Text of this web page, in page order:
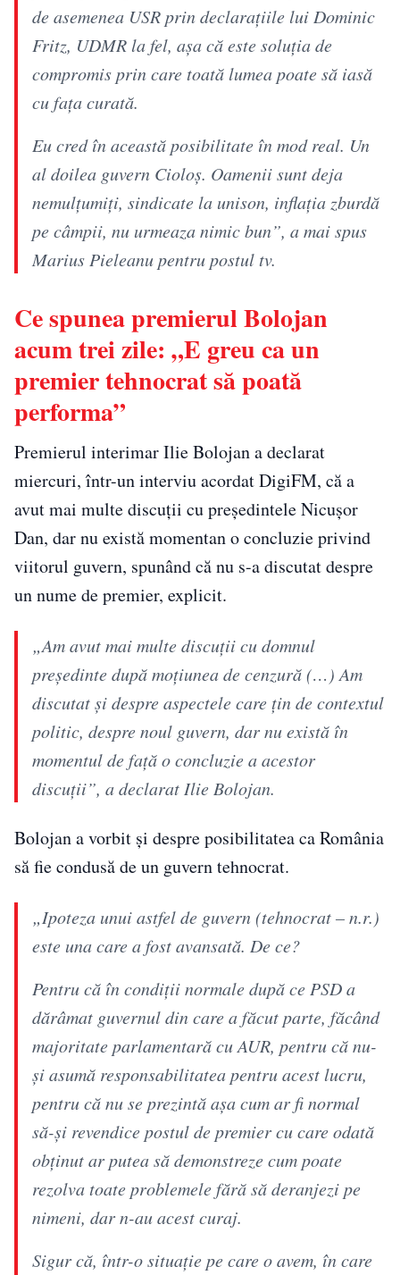
de asemenea USR prin declarațiile lui Dominic
Fritz, UDMR la fel, așa că este soluția de
compromis prin care toată lumea poate să iasă
cu fața curată.
Eu cred în această posibilitate în mod real. Un
al doilea guvern Cioloș. Oamenii sunt deja
nemulțumiți, sindicate la unison, inflația zburdă
pe câmpii, nu urmeaza nimic bun”, a mai spus
Marius Pieleanu pentru postul tv.
Ce spunea premierul Bolojan
acum trei zile: „E greu ca un
premier tehnocrat să poată
performa”
Premierul interimar Ilie Bolojan a declarat
miercuri, într-un interviu acordat DigiFM, că a
avut mai multe discuții cu președintele Nicușor
Dan, dar nu există momentan o concluzie privind
viitorul guvern, spunând că nu s-a discutat despre
un nume de premier, explicit.
„Am avut mai multe discuții cu domnul
președinte după moțiunea de cenzură (…) Am
discutat şi despre aspectele care ţin de contextul
politic, despre noul guvern, dar nu există în
momentul de faţă o concluzie a acestor
discuţii”, a declarat Ilie Bolojan.
Bolojan a vorbit și despre posibilitatea ca România
să fie condusă de un guvern tehnocrat.
„Ipoteza unui astfel de guvern (tehnocrat – n.r.)
este una care a fost avansată. De ce?
Pentru că în condiții normale după ce PSD a
dărâmat guvernul din care a făcut parte, făcând
majoritate parlamentară cu AUR, pentru că nu-
și asumă responsabilitatea pentru acest lucru,
pentru că nu se prezintă așa cum ar fi normal
să-și revendice postul de premier cu care odată
obținut ar putea să demonstreze cum poate
rezolva toate problemele fără să deranjezi pe
nimeni, dar n-au acest curaj.
Sigur că, într-o situaţie pe care o avem, în care